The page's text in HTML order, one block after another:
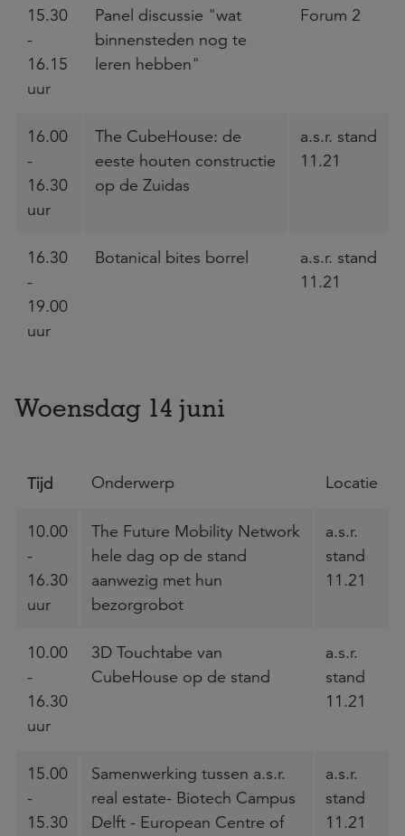
15.30
-
16.15
uur
Panel discussie "wat
binnensteden nog te
leren hebben"
Forum 2
16.00
-
16.30
uur
The CubeHouse: de
eeste houten constructie
op de Zuidas
a.s.r. stand
11.21
16.30
-
19.00
uur
Botanical bites borrel
a.s.r. stand
11.21
Woensdag 14 juni
Tijd Onderwerp Locatie
10.00
-
16.30
uur
The Future Mobility Network
hele dag op de stand
aanwezig met hun
bezorgrobot
a.s.r.
stand
11.21
10.00
-
16.30
uur
3D Touchtabe van
CubeHouse op de stand
a.s.r.
stand
11.21
15.00
-
15.30
Samenwerking tussen a.s.r.
real estate- Biotech Campus
Delft - European Centre of
a.s.r.
stand
11.21